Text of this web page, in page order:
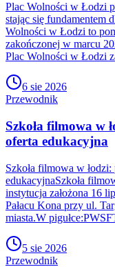
Plac Wolności w Łodzi
stając się fundamentem
Wolności w Łodzi to
zakończonej w marcu
Plac Wolności w Łodzi
6 sie 2026
Przewodnik
Szkoła filmowa w
oferta edukacyjna
Szkoła filmowa w
edukacyjnaSzkoła
instytucja założona 16
Pałacu Kona przy ul.
miasta.W
5 sie 2026
Przewodnik